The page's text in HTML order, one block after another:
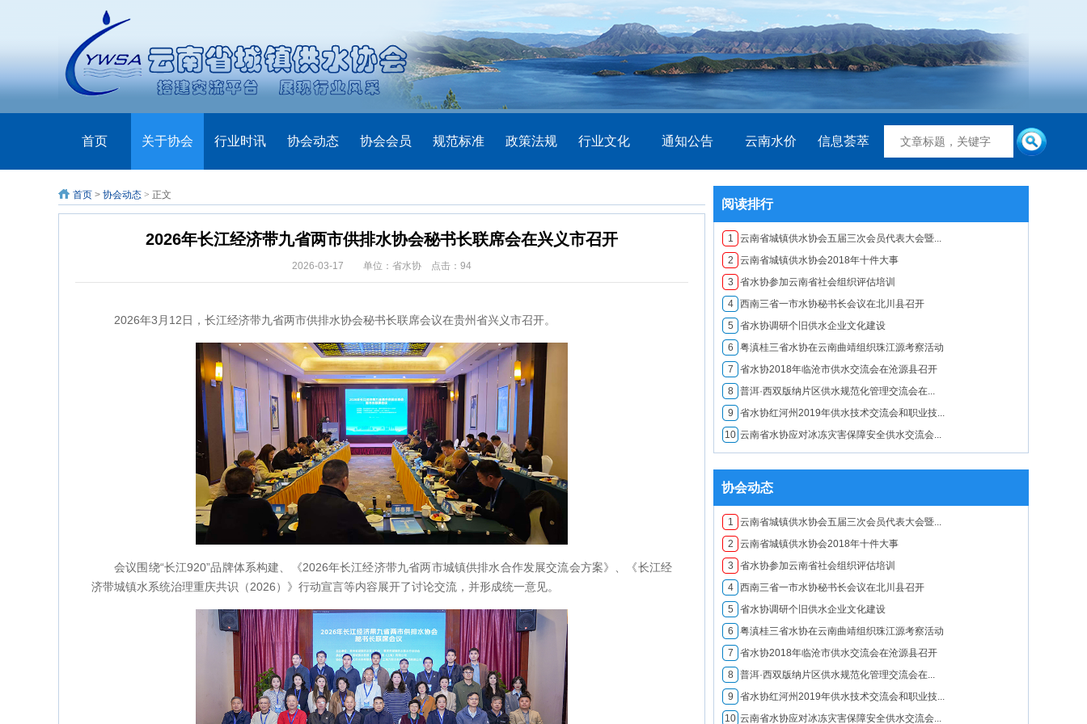
首页 关于协会 行业时讯 协会动态 协会会员 规范标准 政策法规 行业文化 通知公告 云南水价 信息荟萃
首页 > 协会动态 > 正文
2026年长江经济带九省两市供排水协会秘书长联席会在兴义市召开
2026-03-17 单位：省水协 点击： 94
2026年3月12日，长江经济带九省两市供排水协会秘书长联席会议在贵州省兴义市召开。
会议围绕“长江920”品牌体系构建、《2026年长江经济带九省两市城镇供排水合作发展交流会方案》、《长江经
济带城镇水系统治理重庆共识（2026）》行动宣言等内容展开了讨论交流，并形成统一意见。
阅读排行
1
云南省城镇供水协会五届三次会员代表大会暨...
2
云南省城镇供水协会2018年十件大事
3
省水协参加云南省社会组织评估培训
4
西南三省一市水协秘书长会议在北川县召开
5
省水协调研个旧供水企业文化建设
6
粤滇桂三省水协在云南曲靖组织珠江源考察活动
7
​省水协2018年临沧市供水交流会在沧源县召开
8
普洱·西双版纳片区供水规范化管理交流会在...
9
省水协红河州2019年供水技术交流会和职业技...
10 云南省水协应对冰冻灾害保障安全供水交流会...
协会动态
1
云南省城镇供水协会五届三次会员代表大会暨...
2
云南省城镇供水协会2018年十件大事
3
省水协参加云南省社会组织评估培训
4
西南三省一市水协秘书长会议在北川县召开
5
省水协调研个旧供水企业文化建设
6
粤滇桂三省水协在云南曲靖组织珠江源考察活动
7
​省水协2018年临沧市供水交流会在沧源县召开
8
普洱·西双版纳片区供水规范化管理交流会在...
9
省水协红河州2019年供水技术交流会和职业技...
10 云南省水协应对冰冻灾害保障安全供水交流会...